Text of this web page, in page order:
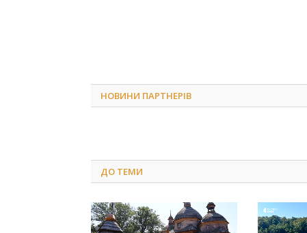
НОВИНИ ПАРТНЕРІВ
ДО ТЕМИ